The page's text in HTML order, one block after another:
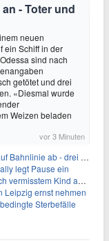
- Toter und
neuen
ein Schiff in der
sind nach
getötet und drei
«Diesmal wurde
Weizen beladen
vor 3 Minuten
ab - drei Tote
legt Pause ein
Kind absuchen
Leipzig ernst nehmen
Sterbefälle